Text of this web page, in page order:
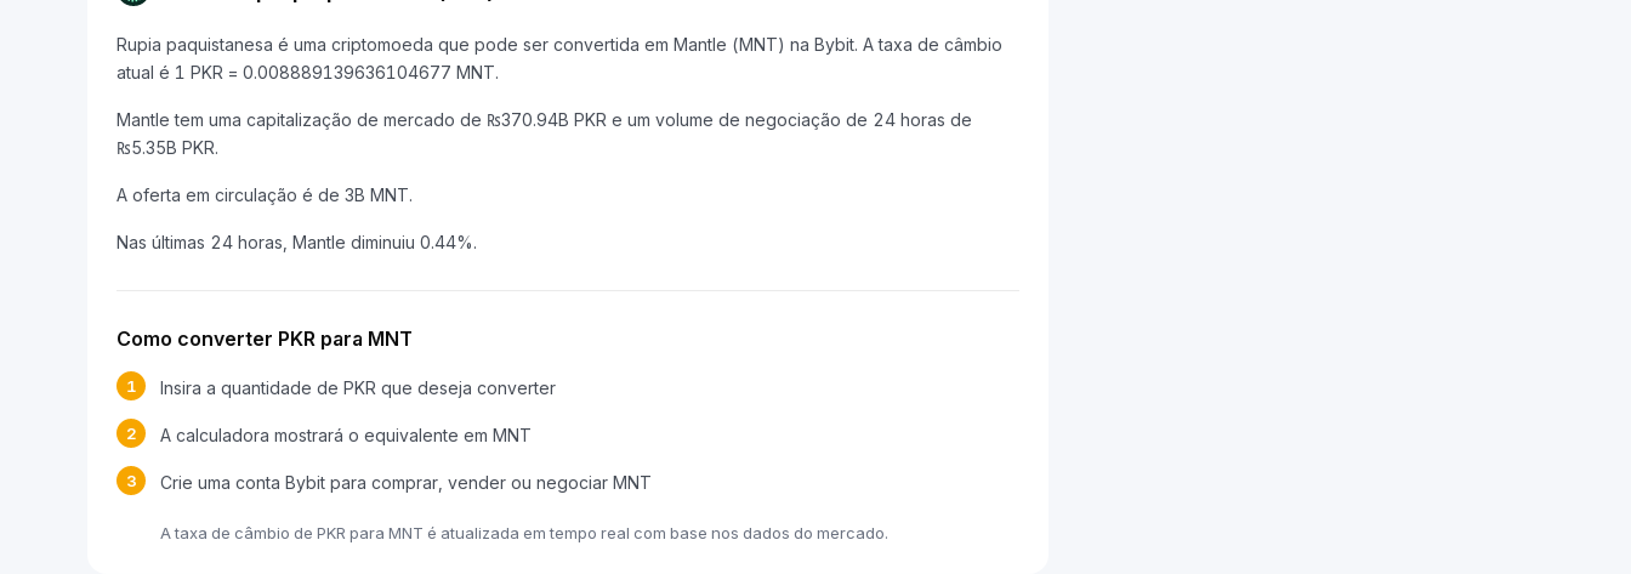
Rupia paquistanesa é uma criptomoeda que pode ser convertida em Mantle (MNT) na Bybit. A taxa de câmbio
atual é 1 PKR = 0.008889139636104677 MNT.
Mantle tem uma capitalização de mercado de ₨370.94B PKR e um volume de negociação de 24 horas de
₨5.35B PKR.
A oferta em circulação é de 3B MNT.
Nas últimas 24 horas, Mantle diminuiu 0.44%.
Como converter PKR para MNT
1 Insira a quantidade de PKR que deseja converter
2 A calculadora mostrará o equivalente em MNT
3 Crie uma conta Bybit para comprar, vender ou negociar MNT
A taxa de câmbio de PKR para MNT é atualizada em tempo real com base nos dados do mercado.